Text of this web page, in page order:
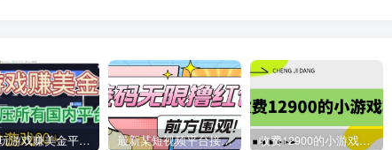
国外玩游戏赚美金平台，一个游戏60+，收益碾压国内所有平台 最新某短视频平台接码看广告，无限撸1.3元项目【软件+详细操作教程】 收费12900的小游戏项目，单机收益30+，独家养号方法